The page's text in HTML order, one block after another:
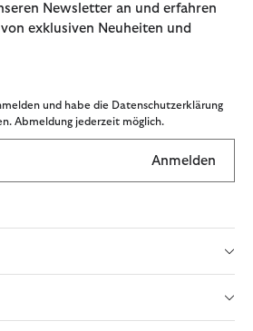
Newsletter an und erfahren
exklusiven Neuheiten und
und habe die Datenschutzerklärung
Abmeldung jederzeit möglich.
Anmelden